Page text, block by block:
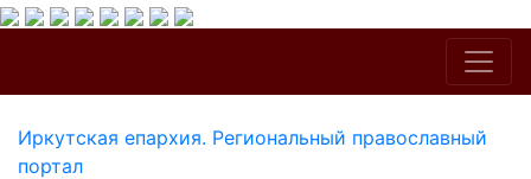
Иркутская епархия. Региональный православный
портал